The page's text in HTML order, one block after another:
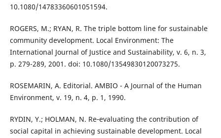
10.1080/14783360601051594.
ROGERS, M.; RYAN, R. The triple bottom line for sustainable
community development. Local Environment: The
International Journal of Justice and Sustainability, v. 6, n. 3,
p. 279-289, 2001. doi: 10.1080/13549830120073275.
ROSEMARIN, A. Editorial. AMBIO - A Journal of the Human
Environment, v. 19, n. 4, p. 1, 1990.
RYDIN, Y.; HOLMAN, N. Re‐evaluating the contribution of
social capital in achieving sustainable development. Local